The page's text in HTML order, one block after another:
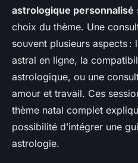
astrologique personnalisé
choix du thème. Une
souvent plusieurs aspects :
astral en ligne, la
astrologique, ou une
amour et travail. Ces
thème natal complet
possibilité d’intégrer une
astrologie.